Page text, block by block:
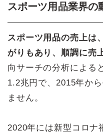
スポーツ用品業界の
スポーツ用品の売上は
がりもあり、順調に売
向サーチの分析による
1.2兆円で、2015年か
ません。
2020年には新型コロナ